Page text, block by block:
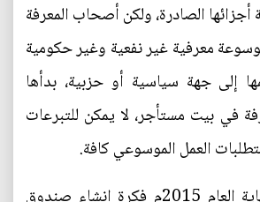
الصادرة، ولكن أصحاب المعرفة
معرفية غير نفعية وغير حكومية
إلى جهة سياسية أو حزبية، بدأها
في بيت مستأجر، لا يمكن للتبرعات
العمل الموسوعي كافة.